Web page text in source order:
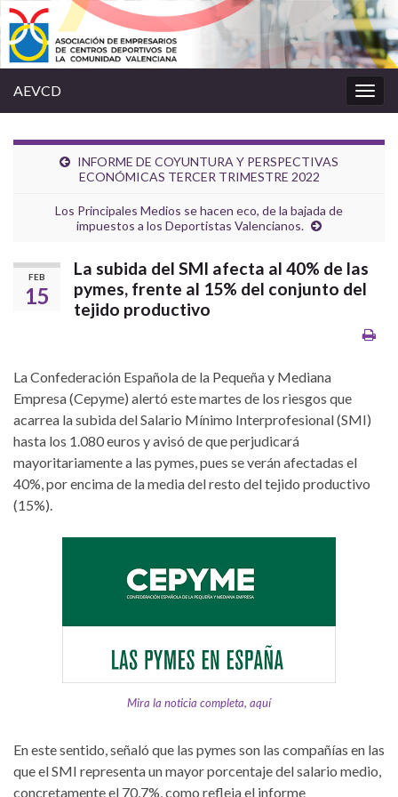
la
AEVCD
INFORME DE COYUNTURA Y PERSPECTIVAS
ECONÓMICAS TERCER TRIMESTRE 2022
Los Principales Medios se hacen eco, de la bajada de
impuestos a los Deportistas Valencianos.
FEB
15
La subida del SMI afecta al 40% de las
pymes, frente al 15% del conjunto del
tejido productivo
La Confederación Española de la Pequeña y Mediana
Empresa (Cepyme) alertó este martes de los riesgos que
acarrea la subida del Salario Mínimo Interprofesional (SMI)
hasta los 1.080 euros y avisó de que perjudicará
mayoritariamente a las pymes, pues se verán afectadas el
40%, por encima de la media del resto del tejido productivo
(15%).
Mira la noticia completa, aquí
En este sentido, señaló que las pymes son las compañías en las
que el SMI representa un mayor porcentaje del salario medio,
concretamente el 70,7%, como refleja el informe